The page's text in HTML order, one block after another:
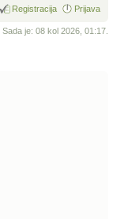
Registracija Prijava
Sada je: 08 kol 2026, 01:17.